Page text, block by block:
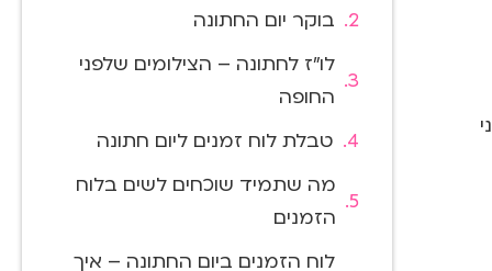
בוקר יום החתונה
לו"ז לחתונה – הצילומים שלפני
החופה
טבלת לוח זמנים ליום חתונה
מה שתמיד שוכחים לשים בלוח
הזמנים
לוח הזמנים ביום החתונה – איך